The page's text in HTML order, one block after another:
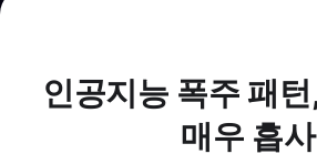
인공지능 폭주 패
매우 흡사